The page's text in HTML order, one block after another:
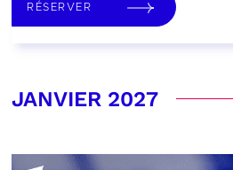
RÉSERVER
JANVIER 2027